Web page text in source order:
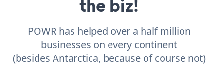
the biz!
POWR has helped over a half million
businesses on every continent
(besides Antarctica, because of course not)